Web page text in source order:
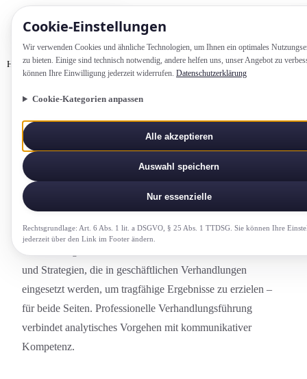
Cookie-Einstellung­en
Wir verwenden Cookies und ähnliche Technologien, um Ihnen ein optimales
zu bieten. Einige sind technisch notwendig, andere helfen uns, unser Angebot zu
können Ihre Einwilligung jederzeit widerrufen. Datenschutzerklärung
Cookie-Kategorien anpassen
Alle akzeptieren
Auswahl speichern
Nur essenzielle
Rechtsgrundlage: Art. 6 Abs. 1 lit. a DSGVO, § 25 Abs. 1 TTDSG. Sie können Ihre
jederzeit über den Link im Footer ändern.
Home Glossar Verhandlungstechnik
VERTRIEB-UND-VERHANDLUNG
Verhandlungs­technik
Methoden und Strategien zur Erzielung optimaler
Ergebnisse in geschäftlichen Verhandlung­en.
und Strategien, die in geschäftlichen Verhandlung­en
eingesetzt werden, um tragfähige Ergebnisse zu erzielen –
für beide Seiten. Professionelle Verhandlungs­führung
verbindet analytisches Vorgehen mit kommunikativer
Kompetenz.